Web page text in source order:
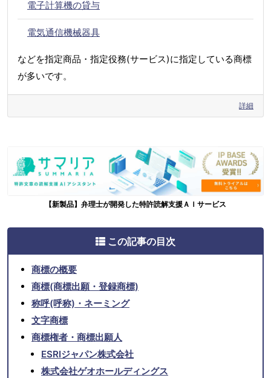
電子計算機の貸与
電気通信機械器具
などを指定商品・指定役務(サービス)に指定している商標
が多いです。
詳細
【新製品】弁理士が開発した特許読解支援ＡＩサービス
この記事の目次
商標の概要
商標(商標出願・登録商標)
称呼(呼称)・ネーミング
文字商標
商標権者・商標出願人
ESRIジャパン株式会社
株式会社ゲオホールディングス